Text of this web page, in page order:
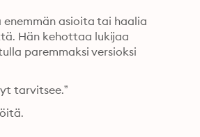
asioita tai haalia
Hän kehottaa lukijaa
paremmaksi versioksi
tarvitsee.”